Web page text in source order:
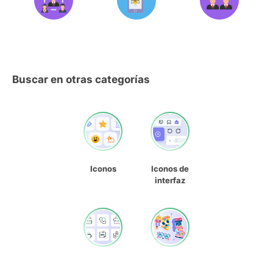
Buscar en otras categorías
Iconos
Iconos de
interfaz